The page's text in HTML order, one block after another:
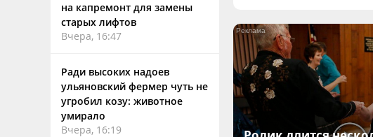
на капремонт для замены
старых лифтов
Вчера, 16:47
Ради высоких надоев
ульяновский фермер чуть не
угробил козу: животное
умирало
Вчера, 16:19